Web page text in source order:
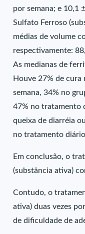
por semana; e 10,1
Sulfato Ferroso
médias de volume
respectivamente:
As medianas de
Houve 27% de cura
semana, 34% no
47% no tratamento
queixa de diarréia
no tratamento
Em conclusão, o
(substância ativa)
Contudo, o
ativa) duas vezes
de dificuldade de